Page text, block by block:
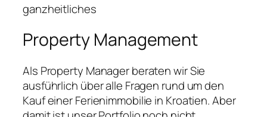
ganzheitliches
Property Management
Als Property Manager beraten wir Sie
ausführlich über alle Fragen rund um den
Kauf einer Ferienimmobilie in Kroatien. Aber